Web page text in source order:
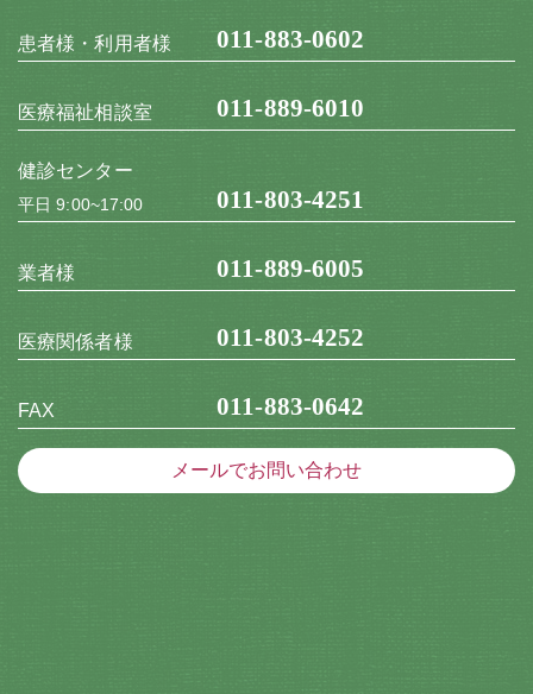
患者様・利用者様 011-883-0602
医療福祉相談室 011-889-6010
健診センター
平日 9:00~17:00 011-803-4251
業者様 011-889-6005
医療関係者様 011-803-4252
FAX 011-883-0642
メールでお問い合わせ